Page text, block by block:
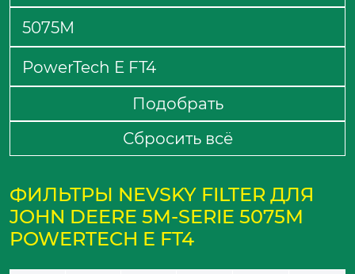
Подобрать
Сбросить всё
ФИЛЬТРЫ NEVSKY FILTER ДЛЯ
JOHN DEERE 5M-SERIE 5075M
POWERTECH E FT4